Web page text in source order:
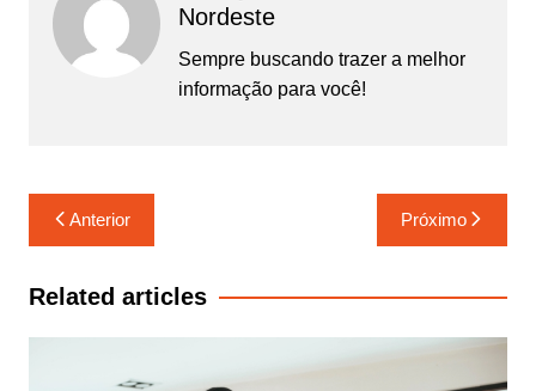
Nordeste
Sempre buscando trazer a melhor
informação para você!
Navegação
de
Post
Anterior Próximo
Related articles